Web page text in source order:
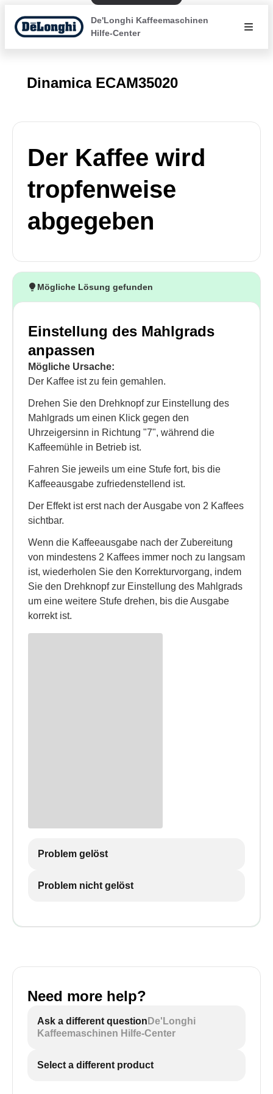
De'Longhi Kaffeemaschinen
Hilfe-Center
Dinamica ECAM35020
Der Kaffee wird
tropfenweise
abgegeben
Mögliche Lösung gefunden
Einstellung des Mahlgrads
anpassen
Mögliche Ursache:
Der Kaffee ist zu fein gemahlen.
Drehen Sie den Drehknopf zur Einstellung des
Mahlgrads um einen Klick gegen den
Uhrzeigersinn in Richtung "7", während die
Kaffeemühle in Betrieb ist.
Fahren Sie jeweils um eine Stufe fort, bis die
Kaffeeausgabe zufriedenstellend ist.
Der Effekt ist erst nach der Ausgabe von 2 Kaffees
sichtbar.
Wenn die Kaffeeausgabe nach der Zubereitung
von mindestens 2 Kaffees immer noch zu langsam
ist, wiederholen Sie den Korrekturvorgang, indem
Sie den Drehknopf zur Einstellung des Mahlgrads
um eine weitere Stufe drehen, bis die Ausgabe
korrekt ist.
Problem gelöst
Problem nicht gelöst
Need more help?
Ask a different question De'Longhi
Kaffeemaschinen Hilfe-Center
Select a different product